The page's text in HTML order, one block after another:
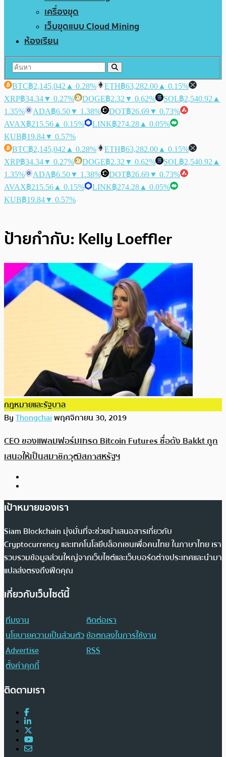
เครื่องขุด
เว็บขุดแบบ Cloud Mining
ห้องเรียน
BTC฿2,145,042 ▲ 0.28% ETH฿63,282.00 ▲ 0.15%
XRP฿34.34▼ 0.27% DOGE฿2.32 ▼ 0.62% SOL฿2,540.92 ▲
1.35%
ADA฿6.50▼ 1.38% DOT฿26.69▼ 0.73%
AVAX฿215.56 ▲ 0.15% LINK฿274.28 ▲ 0.05%
KUB฿19.84▼ 0.57%
BTC฿2,145,042 ▲ 0.28% ETH฿63,282.00 ▲ 0.15%
XRP฿34.34▼ 0.27% DOGE฿2.32 ▼ 0.62% SOL฿2,540.92 ▲
1.35%
ADA฿6.50▼ 1.38% DOT฿26.69▼ 0.73%
AVAX฿215.56 ▲ 0.15% LINK฿274.28 ▲ 0.05%
KUB฿19.84▼ 0.57%
ป้ายกำกับ: Kelly Loeffler
กฎหมายและรัฐบาล
ByThongchaiพฤศจิกายน 30, 2019
CEO ของแพลมฟอร์มเทรด Bitcoin Futures ชื่อดัง Bakkt ถูก
เสนอให้เป็นสมาชิกวุฒิสภาสหรัฐฯ
เป้าหมายของเรา
Siam Blockchain มุ่งมั่นที่จะช่วยนำเสนอสารเกี่ยวกับ
Cryptocurrency และเทคโนโลยีบล็อกเชนเพื่อคนไทย ในภาษาไทย เรา
รวบรวมข้อมูลส่วนใหญ่จากเว็บไซต์และเว็บบอร์ดต่างประเทศและนำมา
แปลส่งตรงถึงฟีดคุณ
เกี่ยวกับเว็บไซต์นี้
ทีมงาน
ติดต่อเรา
นโยบายความเป็นส่วนตัวข้อตกลงในการใช้งาน
Advertise
RSS
ตั้งค่าคุกกี้
ติดตามเรา